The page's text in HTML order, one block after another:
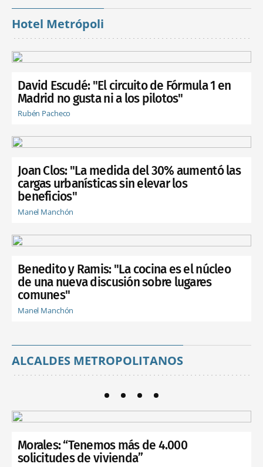
Hotel Metrópoli
David Escudé: "El circuito de Fórmula 1 en
Madrid no gusta ni a los pilotos"
Rubén Pacheco
Joan Clos: "La medida del 30% aumentó las
cargas urbanísticas sin elevar los
beneficios"
Manel Manchón
Benedito y Ramis: "La cocina es el núcleo
de una nueva discusión sobre lugares
comunes"
Manel Manchón
ALCALDES METROPOLITANOS
Morales: “Tenemos más de 4.000
solicitudes de vivienda”